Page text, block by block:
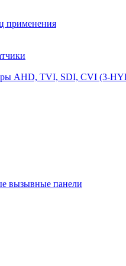
применения
AHD, TVI, SDI, CVI (3-
вызывные панели